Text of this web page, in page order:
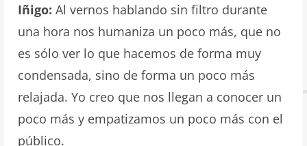
Iñigo:Al vernos hablando sin filtro durante
una hora nos humaniza un poco más, que no
es sólo ver lo que hacemos de forma muy
condensada, sino de forma un poco más
relajada. Yo creo que nos llegan a conocer un
poco más y empatizamos un poco más con el
público.